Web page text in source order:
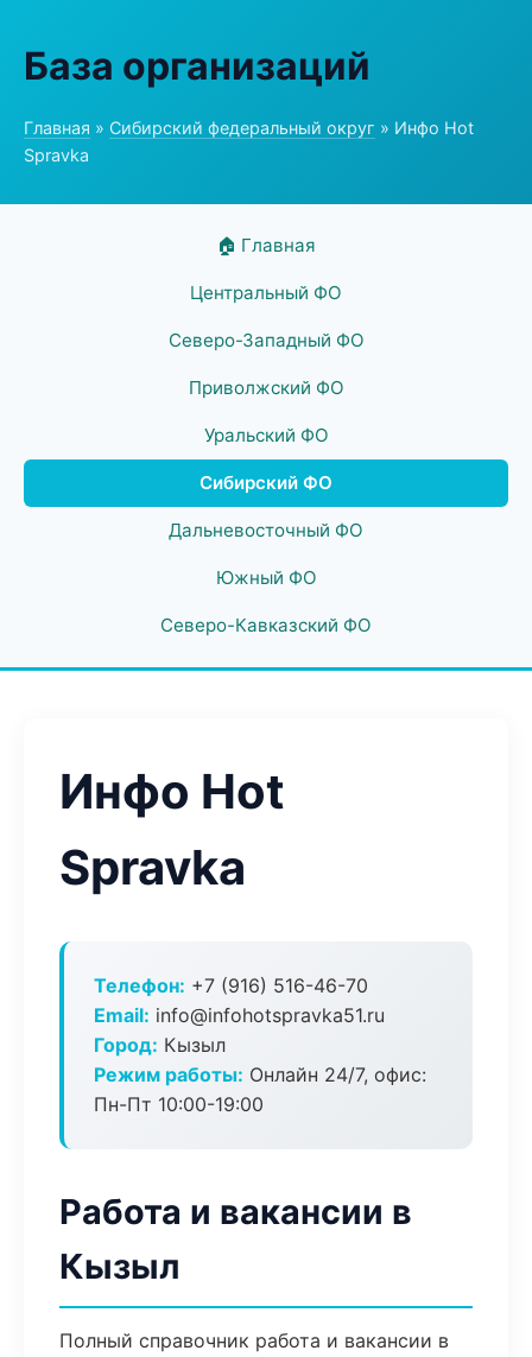
База организаций
Главная » Сибирский федеральный округ » Инфо Hot
Spravka
🏠 Главная
Центральный ФО
Северо-Западный ФО
Приволжский ФО
Уральский ФО
Сибирский ФО
Дальневосточный ФО
Южный ФО
Северо-Кавказский ФО
Инфо Hot
Spravka
Телефон: +7 (916) 516-46-70
Email: info@infohotspravka51.ru
Город: Кызыл
Режим работы: Онлайн 24/7, офис:
Пн-Пт 10:00-19:00
Работа и вакансии в
Кызыл
Полный справочник работа и вакансии в